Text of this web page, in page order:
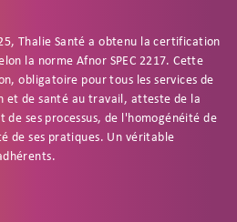
Thalie Santé a obtenu la certification
la norme Afnor SPEC 2217. Cette
obligatoire pour tous les services de
et de santé au travail, atteste de la
de ses processus, de l'homogénéité de
de ses pratiques. Un véritable